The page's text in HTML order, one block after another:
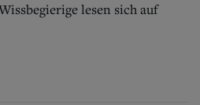
lesen sich auf